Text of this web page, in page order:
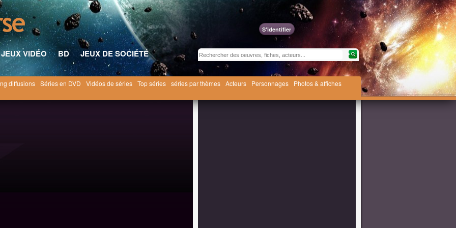
S'identifier
JEUX VIDÉO BD
JEUX DE SOCIÉTÉ
diffusions Séries en DVD Vidéos de séries Top séries séries par thèmes Acteurs Personnages
Photos & affiches
et Stimpy [1992]